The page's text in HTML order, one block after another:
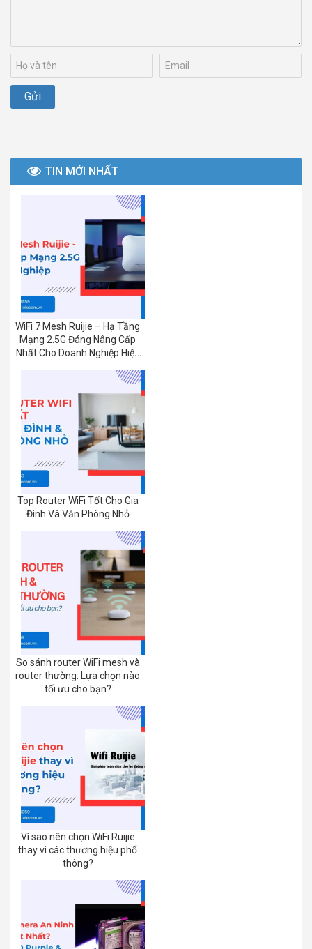
TIN MỚI NHẤT
WiFi 7 Mesh Ruijie – Hạ Tầng
Mạng 2.5G Đáng Nâng Cấp
Nhất Cho Doanh Nghiệp Hiện
Top Router WiFi Tốt Cho Gia
Đình Và Văn Phòng Nhỏ
So sánh router WiFi mesh và
router thường: Lựa chọn nào
tối ưu cho bạn?
Vì sao nên chọn WiFi Ruijie
thay vì các thương hiệu phổ
thông?